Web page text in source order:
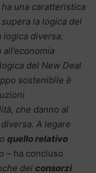
una caratteristica
la logica del
diversa,
del New Deal
sostenibile è
che danno al
A legare
quello relativo
– ha concluso
dei consorzi